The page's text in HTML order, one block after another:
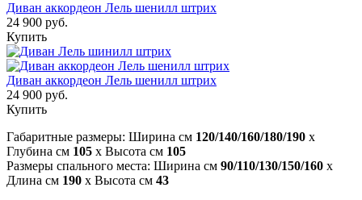
Диван аккордеон Лель шенилл штрих
24 900 руб.
Купить
Диван аккордеон Лель шенилл штрих
24 900 руб.
Купить
Габаритные размеры: Ширина см 120/140/160/180/190 x
Глубина см 105 x Высота см 105
Размеры спального места: Ширина см 90/110/130/150/160 x
Длина см 190 x Высота см 43